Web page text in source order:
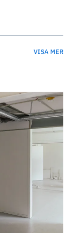
VISA MER